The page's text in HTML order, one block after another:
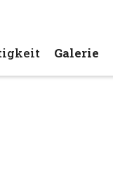
Galerie